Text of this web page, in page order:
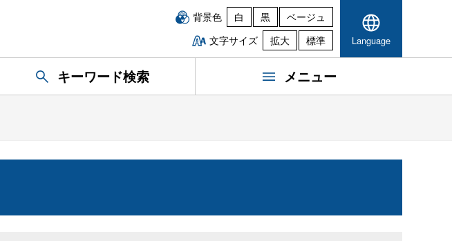
背景色 白 黒
ベージュ
文字サイズ
拡大 標準 Language
キーワード検索 メニュー